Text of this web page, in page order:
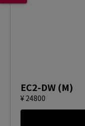
EC2-DW (M)
¥ 24800